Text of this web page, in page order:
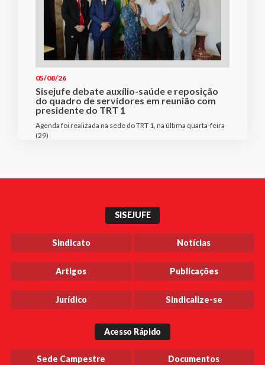
05/08/26
Sisejufe debate auxílio-saúde e reposição
do quadro de servidores em reunião com
presidente do TRT 1
Agenda foi realizada na sede do TRT 1, na última quarta-feira
(29)
SISEJUFE
Sindicato Notícias
Artigos Publicações
Jurídico Sindicalize-se
Acesso Rápido
Sede Campestre Documentos